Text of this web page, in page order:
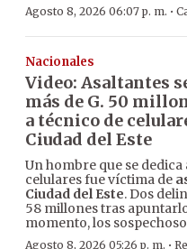
Agosto 8, 2026 06:07 p. m. ·
Nacionales
Video: Asaltantes
más de G. 50
a técnico de
Ciudad del Este
Un hombre que se
celulares fue víctima de
Ciudad del Este. Dos
58 millones tras
momento, los
Agosto 8, 2026 05:26 p. m.